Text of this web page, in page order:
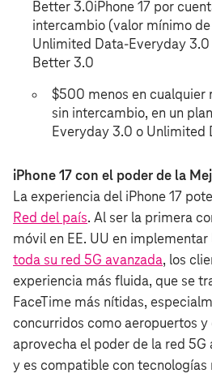
Better 3.0iPhone 17 por
intercambio (valor mínimo
Unlimited Data-Everyday
Better 3.0
$500 menos en cualquier
sin intercambio, en un
Everyday 3.0 o Unlimited
iPhone 17 con el poder de la
La experiencia del iPhone 17
Red del país. Al ser la primera
móvil en EE. UU en
toda su red 5G avanzada, los
experiencia más fluida, que se
FaceTime más nítidas,
concurridos como aeropuertos y
aprovecha el poder de la red 5G
y es compatible con tecnologías